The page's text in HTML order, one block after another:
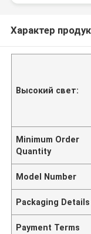
Характер
Высокий свет:
Minimum Order
Quantity
Model Number
Packaging Details
Payment Terms